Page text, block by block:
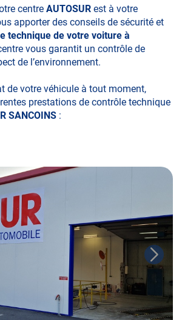
centre AUTOSUR est à votre
apporter des conseils de sécurité et
technique de votre voiture à
vous garantit un contrôle de
de l’environnement.
de votre véhicule à tout moment,
prestations de contrôle technique
SANCOINS :
obligatoire
hybrides ou électriques
des véhicules GPL/Gaz*
L (moto, scooter, mobylette, 3
voiture sans permis)
technique ou contrôle technique